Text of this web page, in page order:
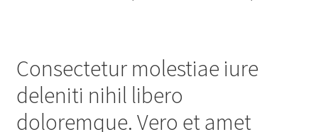
Consectetur molestiae iure
deleniti nihil libero
doloremque. Vero et amet